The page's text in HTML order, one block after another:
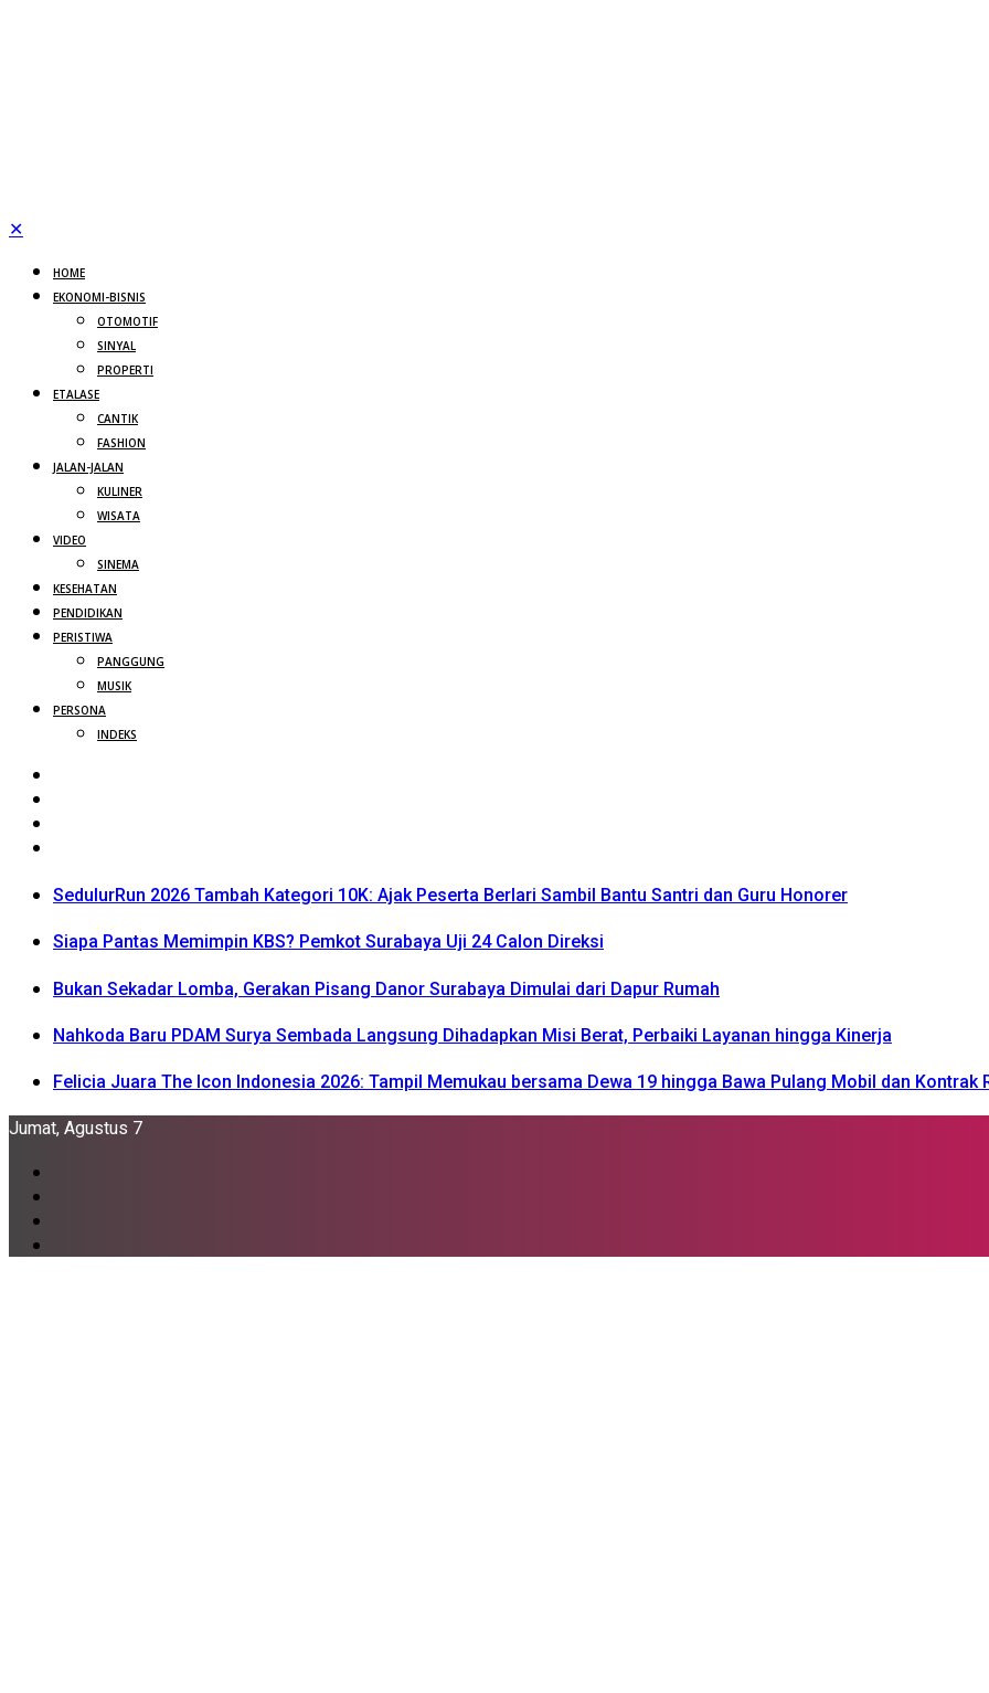
✕
HOME
EKONOMI-BISNIS
OTOMOTIF
SINYAL
PROPERTI
ETALASE
CANTIK
FASHION
JALAN-JALAN
KULINER
WISATA
VIDEO
SINEMA
KESEHATAN
PENDIDIKAN
PERISTIWA
PANGGUNG
MUSIK
PERSONA
INDEKS
SedulurRun 2026 Tambah Kategori 10K: Ajak Peserta Berlari Sambil Bantu Santri dan Guru Honorer
Siapa Pantas Memimpin KBS? Pemkot Surabaya Uji 24 Calon Direksi
Bukan Sekadar Lomba, Gerakan Pisang Danor Surabaya Dimulai dari Dapur Rumah
Nahkoda Baru PDAM Surya Sembada Langsung Dihadapkan Misi Berat, Perbaiki Layanan hingga Kinerja
Felicia Juara The Icon Indonesia 2026: Tampil Memukau bersama Dewa 19 hingga Bawa Pulang Mobil dan Kontrak
Jumat, Agustus 7